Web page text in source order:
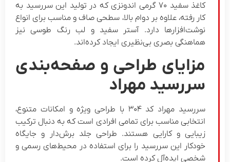
کاغذ سفید ۷۰ گرمی اندونزی که در تولید این سررسید به
کار رفته، علاوه بر دوام بالا، سطحی صاف و مناسب برای انواع
نوشت‌افزارها دارد. آستر سفید و لب رنگ طوسی نیز
هماهنگی بصری بی‌نظیری ایجاد کرده‌اند.
مزایای طراحی و صفحه‌بندی
سررسید مهراد
سررسید مهراد کد ۳۰۴ با طراحی ویژه و امکانات متنوع،
انتخابی مناسب برای تمامی افرادی است که به دنبال ترکیب
زیبایی و کارایی هستند. طراحی جلد برش‌دار و جایگاه
خودکار این سررسید را برای استفاده در محیط‌های رسمی و
شخصی ایده‌آل کرده است.